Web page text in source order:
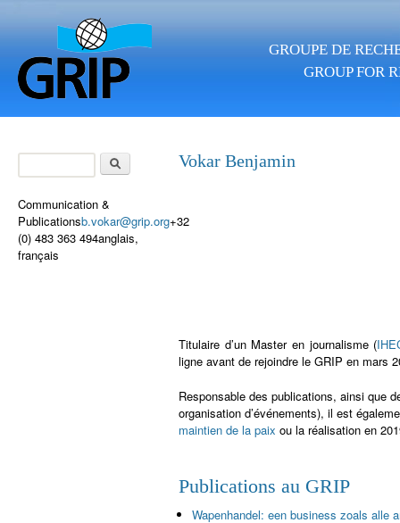
GROUPE DE
GROUP FOR
Vokar Benjamin
Titulaire d’un Master en journalisme (
ligne avant de rejoindre le GRIP en mars
Responsable des publications, ainsi que
organisation d’événements), il est
maintien de la paix ou la réalisation en
Publications au GRIP
Wapenhandel: een business zoals alle
Formulaire de
recherche
Communication &
Publicationsb.vokar@grip.org+32
(0) 483 363 494anglais,
français